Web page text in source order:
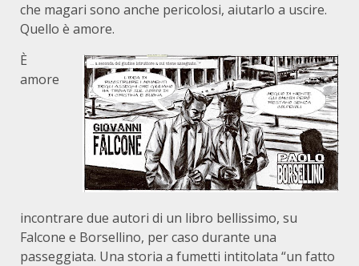
che magari sono anche pericolosi, aiutarlo a uscire.
Quello è amore.
È
amore
incontrare due autori di un libro bellissimo, su
Falcone e Borsellino, per caso durante una
passeggiata. Una storia a fumetti intitolata “un fatto